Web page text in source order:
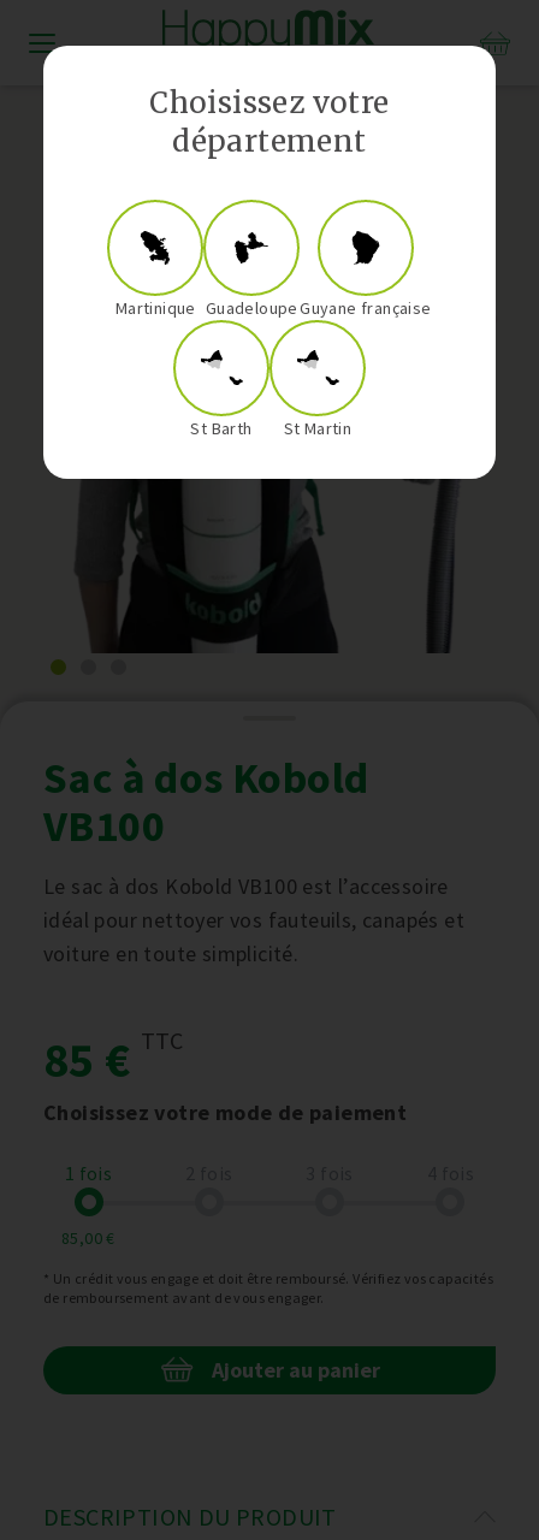
Sac à dos Kobold
VB100
Le sac à dos Kobold VB100 est l’accessoire
idéal pour nettoyer vos fauteuils, canapés et
voiture en toute simplicité.
85 € TTC
Choisissez votre mode de paiement
1 fois
85,00 €
* Un crédit vous engage et doit être remboursé. Vérifiez vos capacités
de remboursement avant de vous engager.
Ajouter au panier
DESCRIPTION DU PRODUIT
Choisissez votre
département
Martinique GuadeloupeGuyane française
St Barth St Martin